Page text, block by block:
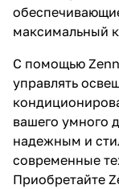
максимальный
С помощью
управлять
вашего умного
надежным и
современные
Приобретайте